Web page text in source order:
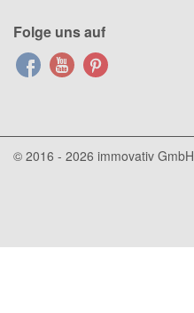
Folge uns auf
© 2016 - 2026 immovativ GmbH